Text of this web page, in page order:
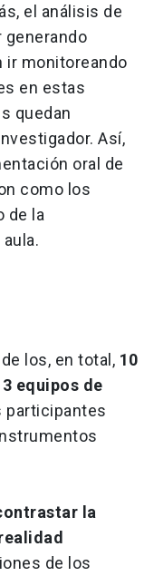
el análisis de
ir monitoreando
en estas
quedan
Así,
oral de
como los
de la
los, en total, 10
equipos de
participantes
la
de los